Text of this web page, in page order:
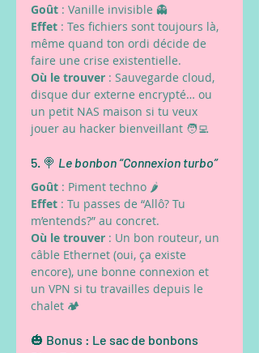
Goût : Vanille invisible 👻
Effet : Tes fichiers sont toujours là,
même quand ton ordi décide de
faire une crise existentielle.
Où le trouver : Sauvegarde cloud,
disque dur externe encrypté… ou
un petit NAS maison si tu veux
jouer au hacker bienveillant 🧑‍💻
5. 🍭 Le bonbon “Connexion turbo”
Goût : Piment techno 🌶️
Effet : Tu passes de “Allô? Tu
m’entends?” au concret.
Où le trouver : Un bon routeur, un
câble Ethernet (oui, ça existe
encore), une bonne connexion et
un VPN si tu travailles depuis le
chalet 🏕️
🎃 Bonus : Le sac de bonbons